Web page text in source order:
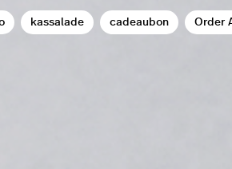
kassalade cadeaubon Order